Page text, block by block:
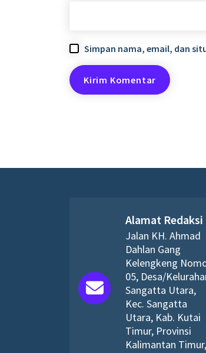
Simpan nama, email, dan
Alamat Redaksi
Jalan KH. Ahmad
Dahlan Gang
Kelengkeng
05, Desa/
Sangatta Utara,
Kec. Sangatta
Utara, Kab. Kutai
Timur, Provinsi
Kalimantan Timur,